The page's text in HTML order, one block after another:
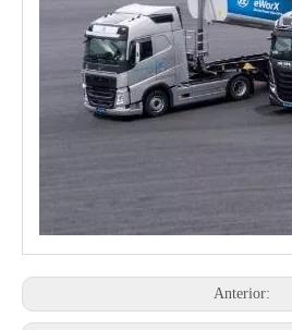
Anterior: